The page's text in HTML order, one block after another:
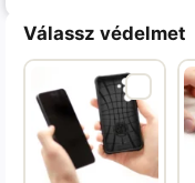
Válassz védelmet